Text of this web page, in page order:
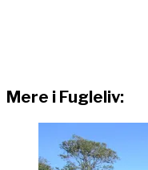
Mere i Fugleliv: